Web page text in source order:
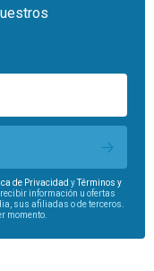
de Privacidad yTérminos y
información u ofertas
sus afiliadas o de terceros.
momento.